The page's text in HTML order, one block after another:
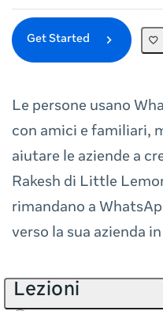
Get Started
Le persone usano
con amici e familiari,
aiutare le aziende a
Rakesh di Little
rimandano a
verso la sua azienda
Lezioni